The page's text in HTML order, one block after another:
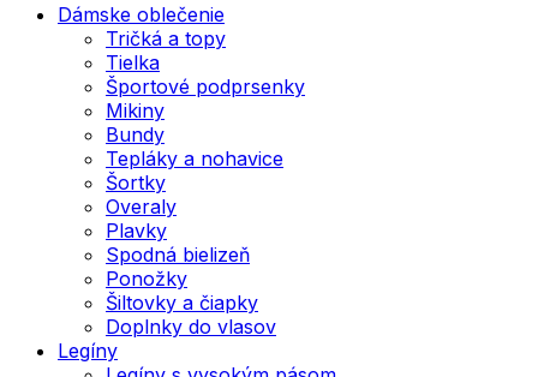
Dámske oblečenie
Tričká a topy
Tielka
Športové podprsenky
Mikiny
Bundy
Tepláky a nohavice
Šortky
Overaly
Plavky
Spodná bielizeň
Ponožky
Šiltovky a čiapky
Doplnky do vlasov
Legíny